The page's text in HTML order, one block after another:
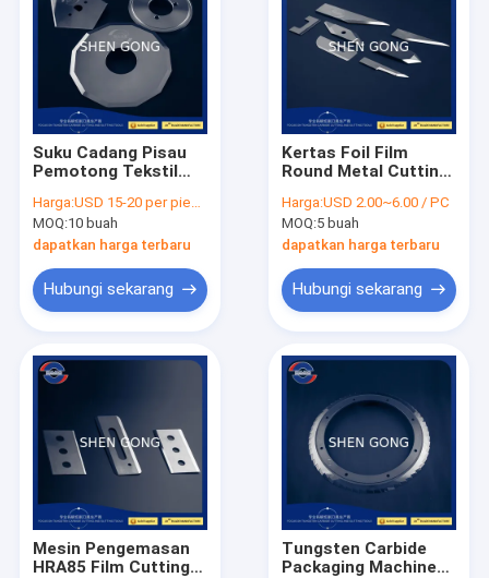
Rumah
Tentang kami
Suku Cadang Pisau
Pemotong Tekstil
Tekstil Non Woven
Harga:USD 15-20 per piece
MOQ:10 buah
dapatkan harga terbaru
Hubungi sekarang
Kertas Foil Film
Round Metal Cutting
Kulit Plastik
Harga:USD 2.00~6.00 / PC
MOQ:5 buah
dapatkan harga terbaru
Hubungi sekarang
Mesin Pengemasan
HRA85 Film Cutting
Tungsten Carbide
Packaging Machine